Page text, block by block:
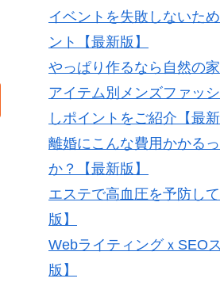
イベントを失敗しないた
ント【最新版】
やっぱり作るなら自然の家
アイテム別メンズファッ
しポイントをご紹介【最新
離婚にこんな費用かかる
か？【最新版】
エステで高血圧を予防し
版】
WebライティングｘSEO
版】